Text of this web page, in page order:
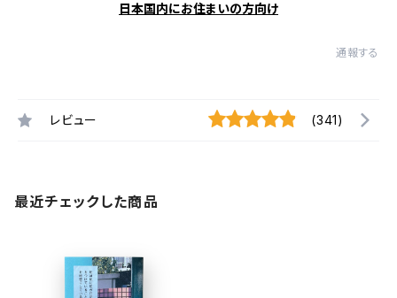
日本国内にお住まいの方向け
通報する
レビュー (341)
最近チェックした商品